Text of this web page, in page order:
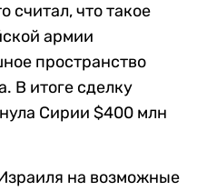
считал, что такое
армии
пространство
В итоге сделку
Сирии $400 млн
на возможные